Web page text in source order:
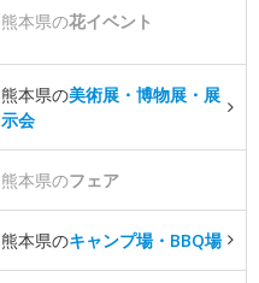
熊本県の花イベント
熊本県の美術展・博物展・展
示会
熊本県のフェア
熊本県のキャンプ場・BBQ場